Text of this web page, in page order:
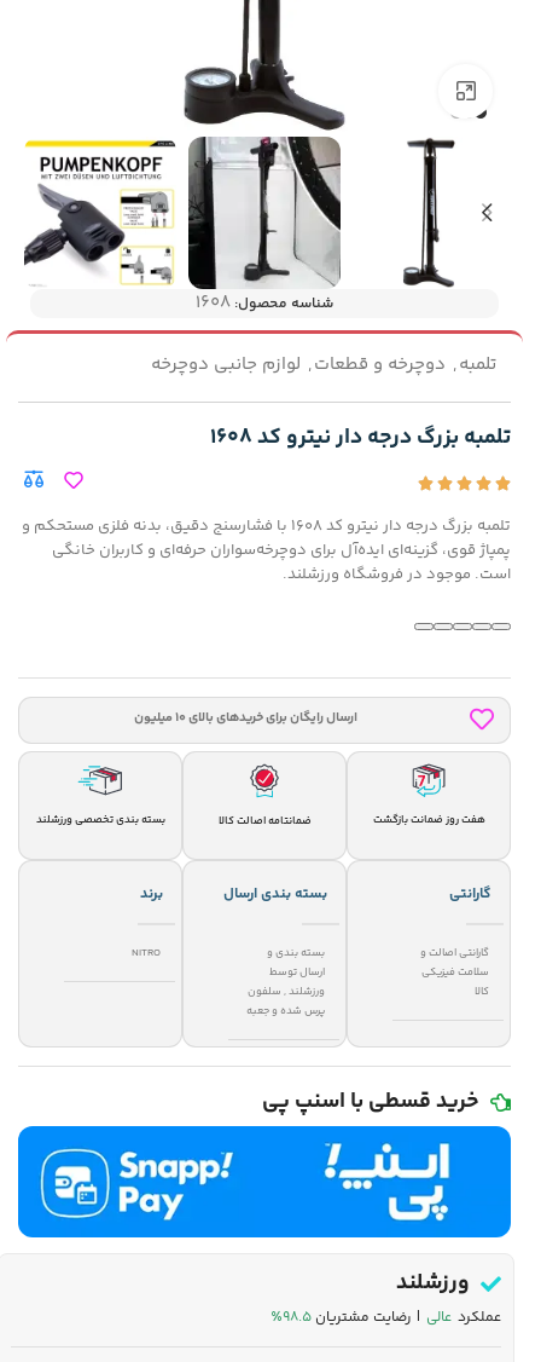
شناسه محصول: 1608
تلمبه, دوچرخه و قطعات, لوازم جانبی دوچرخه
تلمبه بزرگ درجه دار نیترو کد 1608
تلمبه بزرگ درجه دار نیترو کد 1608 با فشارسنج دقیق، بدنه فلزی مستحکم و
پمپاژ قوی، گزینه‌ای ایده‌آل برای دوچرخه‌سواران حرفه‌ای و کاربران خانگی
است. موجود در فروشگاه ورزشلند.
ارسال رایگان برای خریدهای بالای 10 میلیون
هفت روز ضمانت بازگشت ضمانتامه اصالت کالا بسته بندی تخصصی ورزشلند
گارانتی
گارانتی اصالت و
سلامت فیزیکی
کالا
بسته بندی ارسال
بسته بندی و
ارسال توسط
ورزشلند, سلفون
پرس شده و جعبه
برند
NITRO
خرید قسطی با اسنپ پی
ورزشلند
عملکرد عالی | رضایت مشتریان ۹۸.۵٪